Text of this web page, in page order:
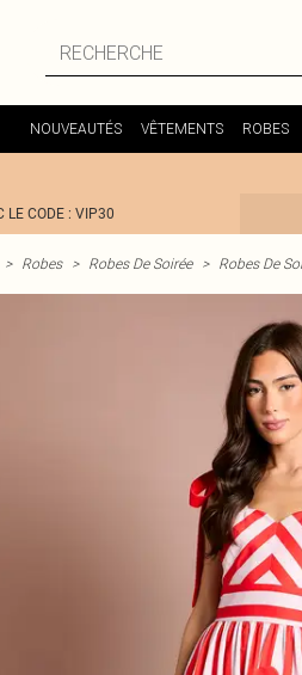
NOUVEAUTÉS VÊTEMENTS ROBES
LE CODE : VIP30
> Robes > Robes De Soirée > Robes De